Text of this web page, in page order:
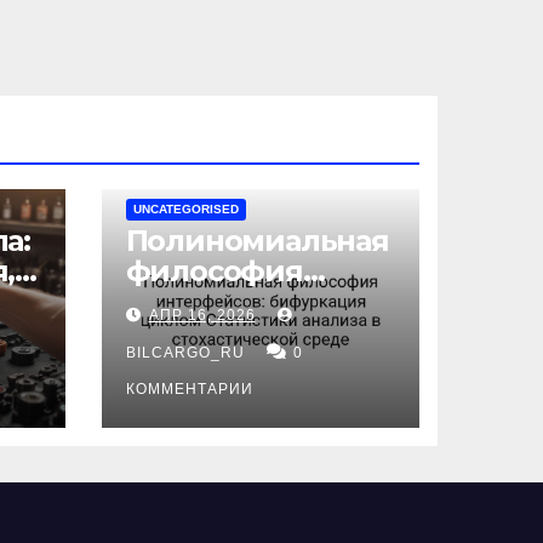
UNCATEGORISED
Полиномиальная
философия
интерфейсов:
бифуркация
циклом
Статистики
анализа в
среде
АПР 16, 2026
BILCARGO_RU 0
КОММЕНТАРИИ